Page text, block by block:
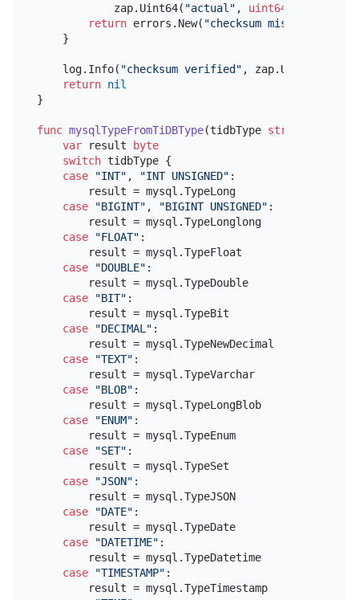
            zap.Uint64(
"actual" , uint64
return errors.New( "checksum mismatch"
    }
    log.Info(
"checksum verified" , zap.Uint64(
return nil
}
func mysqlTypeFromTiDBType(tidbType string
var result
byte
switch tidbType {
case
"INT" , "INT UNSIGNED" :
        result = mysql.TypeLong
case
"BIGINT" , "BIGINT UNSIGNED" :
        result = mysql.TypeLonglong
case
"FLOAT" :
        result = mysql.TypeFloat
case
"DOUBLE" :
        result = mysql.TypeDouble
case
"BIT" :
        result = mysql.TypeBit
case
"DECIMAL" :
        result = mysql.TypeNewDecimal
case
"TEXT" :
        result = mysql.TypeVarchar
case
"BLOB" :
        result = mysql.TypeLongBlob
case
"ENUM" :
        result = mysql.TypeEnum
case
"SET" :
        result = mysql.TypeSet
case
"JSON" :
        result = mysql.TypeJSON
case
"DATE" :
        result = mysql.TypeDate
case
"DATETIME" :
        result = mysql.TypeDatetime
case
"TIMESTAMP" :
        result = mysql.TypeTimestamp